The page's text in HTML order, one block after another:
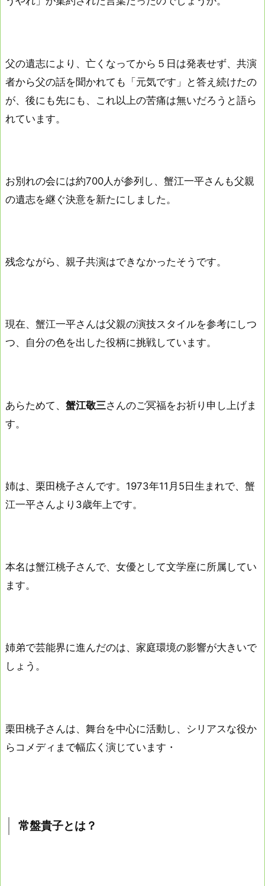
父の遺志により、亡くなってから５日は発表せず、共演
者から父の話を聞かれても「元気です」と答え続けたの
が、後にも先にも、これ以上の苦痛は無いだろうと語ら
れています。
お別れの会には約700人が参列し、蟹江一平さんも父親
の遺志を継ぐ決意を新たにしました。
残念ながら、親子共演はできなかったそうです。
現在、蟹江一平さんは父親の演技スタイルを参考にしつ
つ、自分の色を出した役柄に挑戦しています。
あらためて、 蟹江敬三さんのご冥福をお祈り申し上げま
す。
姉は、栗田桃子さんです。1973年11月5日生まれで、蟹
江一平さんより3歳年上です。
本名は蟹江桃子さんで、女優として文学座に所属してい
ます。
姉弟で芸能界に進んだのは、家庭環境の影響が大きいで
しょう。
栗田桃子さんは、舞台を中心に活動し、シリアスな役か
らコメディまで幅広く演じています・
常盤貴子とは？